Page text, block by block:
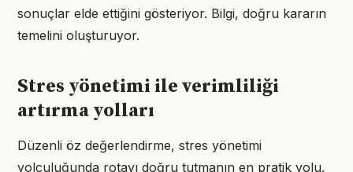
sonuçlar elde ettiğini gösteriyor. Bilgi, doğru kararın
temelini oluşturuyor.
Stres yönetimi ile verimliliği
artırma yolları
Düzenli öz değerlendirme, stres yönetimi
yolculuğunda rotayı doğru tutmanın en pratik yolu.